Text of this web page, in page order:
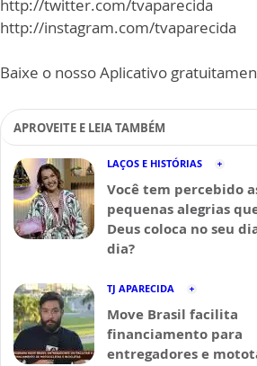
http://twitter.com/tvaparecida
http://instagram.com/tvaparecida
Baixe o nosso Aplicativo
APROVEITE E LEIA TAMBÉM
LAÇOS E HISTÓRIAS
Você tem percebido
pequenas alegrias
Deus coloca no seu
dia?
TJ APARECIDA
Move Brasil facilita
financiamento para
entregadores e